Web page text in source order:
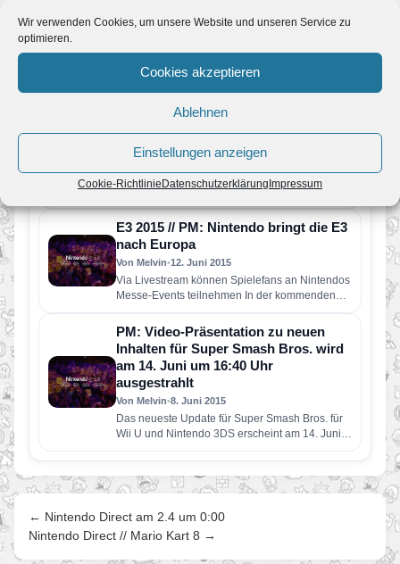
Wir verwenden Cookies, um unsere Website und unseren Service zu
optimieren.
Cookies akzeptieren
Ablehnen
Einstellungen anzeigen
Cookie-RichtlinieDatenschutzerklärungImpressum
Finale Video-Präsentation zu Super
U am 15. Dezember
Von Melvin•9. Dezember 2015
eine weltweite Übertragung zu…
Von Melvin•14. Juni 2015
Heute gab es eine Extraübertragung zwecks
Ankündigung von neuen Smash Bros DLC’s:
Roy aus Super Smash Bros Melee…
E3 2015 // PM: Nintendo bringt die E3
nach Europa
Von Melvin•12. Juni 2015
Via Livestream können Spielefans an Nintendos
Messe-Events teilnehmen In der kommenden
Woche, vom 16. bis 18. Juni, öffnet…
PM: Video-Präsentation zu neuen
Inhalten für Super Smash Bros. wird
am 14. Juni um 16:40 Uhr
ausgestrahlt
Von Melvin•8. Juni 2015
Das neueste Update für Super Smash Bros. für
Wii U und Nintendo 3DS erscheint am 14. Juni.
Es…
← Nintendo Direct am 2.4 um 0:00
Nintendo Direct // Mario Kart 8 →